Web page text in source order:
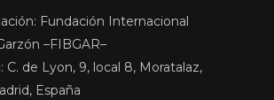
Fundación Internacional
–FIBGAR–
C. de Lyon, 9, local 8, Moratalaz,
España